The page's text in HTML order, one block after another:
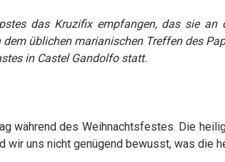
das Kruzifix empfangen, das sie an
üblichen marianischen Treffen des
in Castel Gandolfo statt.
während des Weihnachtsfestes. Die
uns nicht genügend bewusst, was die